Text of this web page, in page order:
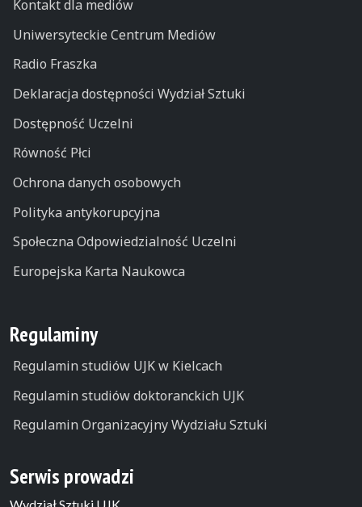
Kontakt dla mediów
Uniwersyteckie Centrum Mediów
Radio Fraszka
Deklaracja dostępności Wydział Sztuki
Dostępność Uczelni
Równość Płci
Ochrona danych osobowych
Polityka antykorupcyjna
Społeczna Odpowiedzialność Uczelni
Europejska Karta Naukowca
Regulaminy
Regulamin studiów UJK w Kielcach
Regulamin studiów doktoranckich UJK
Regulamin Organizacyjny Wydziału Sztuki
Serwis prowadzi